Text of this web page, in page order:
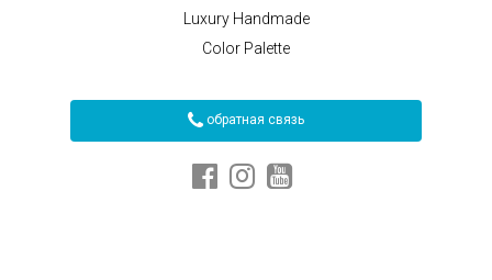
Luxury Handmade
Color Palette
обратная связь